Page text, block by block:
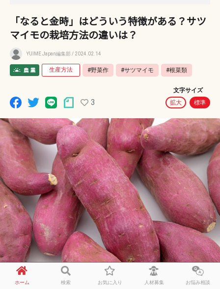
「なると金時」はどういう特徴がある？サツ
マイモの栽培方法の違いは？
YUIME Japan編集部 / 2024.02.14
生産方法 #野菜作 #サツマイモ #根菜類
3
文字サイズ
拡大
標準
徳島県で農家をしている者です。
ホーム 検索 お気に入り 人材募集 お悩み相談